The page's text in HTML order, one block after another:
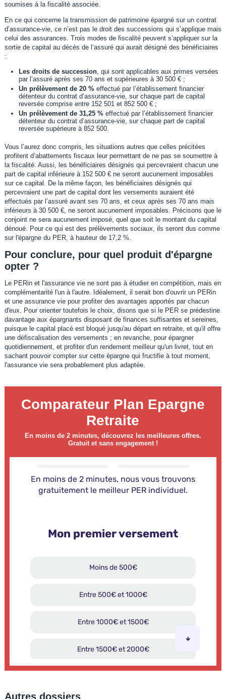
soumises à la fiscalité associée.
En ce qui concerne la transmission de patrimoine épargné sur un contrat
d’assurance-vie, ce n’est pas le droit des successions qui s’applique mais
celui des assurances. Trois modes de fiscalité peuvent s’appliquer sur la
sortie de capital au décès de l’assuré qui aurait désigné des bénéficiaires
:
Les droits de succession, qui sont applicables aux primes versées
par l’assuré après ses 70 ans et supérieures à 30 500 € ;
Un prélèvement de 20 %effectué par l’établissement financier
détenteur du contrat d’assurance-vie, sur chaque part de capital
reversée comprise entre 152 501 et 852 500 € ;
Un prélèvement de 31,25 %effectué par l’établissement financier
détenteur du contrat d’assurance-vie, sur chaque part de capital
reversée supérieure à 852 500.
Vous l’aurez donc compris, les situations autres que celles précitées
profitent d’abattements fiscaux leur permettant de ne pas se soumettre à
la fiscalité. Aussi, les bénéficiaires désignés qui percevraient chacun une
part de capital inférieure à 152 500 € ne seront aucunement imposables
sur ce capital. De la même façon, les bénéficiaires désignés qui
percevraient une part de capital dont les versements auraient été
effectués par l’assuré avant ses 70 ans, et ceux après ses 70 ans mais
inférieurs à 30 500 €, ne seront aucunement imposables. Précisons que le
conjoint ne sera aucunement imposé, quel que soit le montant du capital
dénoué. Pour ce qui est des prélèvements sociaux, ils seront dus comme
sur l'épargne du PER, à hauteur de 17,2 %.
Pour conclure, pour quel produit d'épargne
opter ?
Le PERin et l'assurance vie ne sont pas à étudier en compétition, mais en
complémentarité l'un à l'autre. Idéalement, il serait bon d'ouvrir un PERin
et une assurance vie pour profiter des avantages apportés par chacun
d'eux. Pour orienter toutefois le choix, disons que si le PER se prédestine
davantage aux épargnants disposant de finances suffisantes et sereines,
puisque le capital placé est bloqué jusqu'au départ en retraite, et qu'il offre
une défiscalisation des versements ; en revanche, pour épargner
quotidiennement, et profiter d'un rendement meilleur qu'un livret, tout en
sachant pouvoir compter sur cette épargne qui fructifie à tout moment,
l'assurance vie sera probablement plus adaptée.
Comparateur Plan Epargne
Retraite
En moins de 2 minutes, découvrez les meilleures offres.
Gratuit et sans engagement !
Autres dossiers